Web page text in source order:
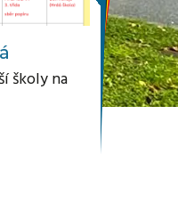
školy na